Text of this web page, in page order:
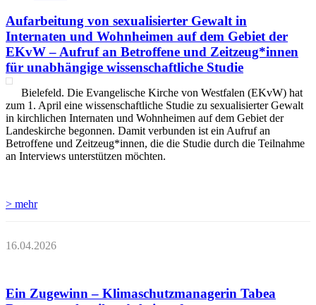
Aufarbeitung von sexualisierter Gewalt in
Internaten und Wohnheimen auf dem Gebiet der
EKvW – Aufruf an Betroffene und Zeitzeug*innen
für unabhängige wissenschaftliche Studie
Bielefeld. Die Evangelische Kirche von Westfalen (EKvW) hat
zum 1. April eine wissenschaftliche Studie zu sexualisierter Gewalt
in kirchlichen Internaten und Wohnheimen auf dem Gebiet der
Landeskirche begonnen. Damit verbunden ist ein Aufruf an
Betroffene und Zeitzeug*innen, die die Studie durch die Teilnahme
an Interviews unterstützen möchten.
> mehr
16.04.2026
Ein Zugewinn – Klimaschutzmanagerin Tabea